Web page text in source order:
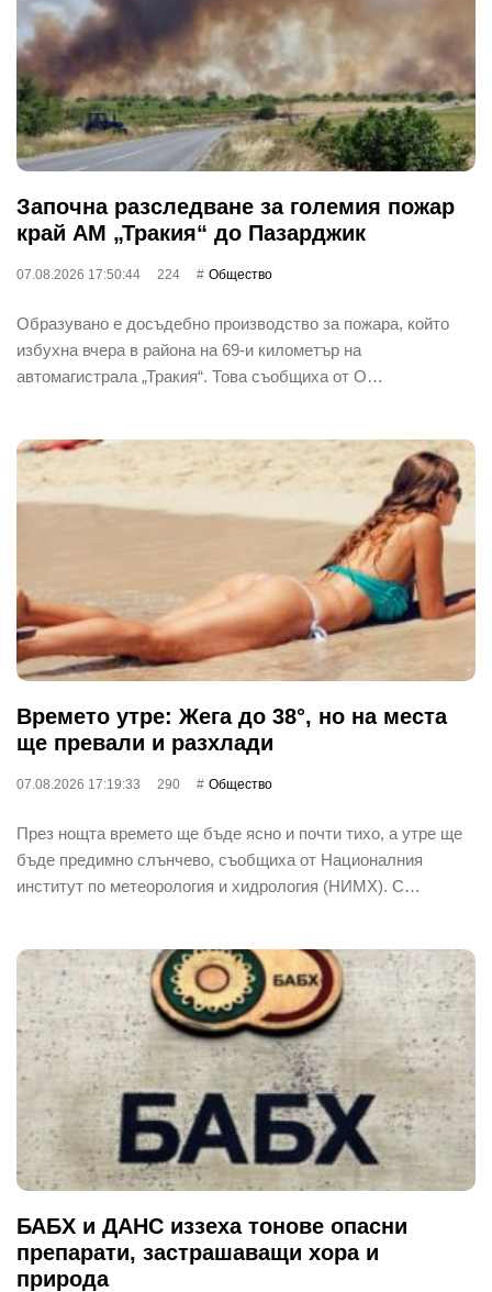
Започна разследване за големия пожар
край АМ „Тракия“ до Пазарджик
07.08.2026 17:50:44 224 Общество
Образувано е досъдебно производство за пожара, който
избухна вчера в района на 69-и километър на
автомагистрала „Тракия“. Това съобщиха от О…
Времето утре: Жега до 38°, но на места
ще превали и разхлади
07.08.2026 17:19:33 290 Общество
През нощта времето ще бъде ясно и почти тихо, а утре ще
бъде предимно слънчево, съобщиха от Националния
институт по метеорология и хидрология (НИМХ). С…
БАБХ и ДАНС иззеха тонове опасни
препарати, застрашаващи хора и
природа